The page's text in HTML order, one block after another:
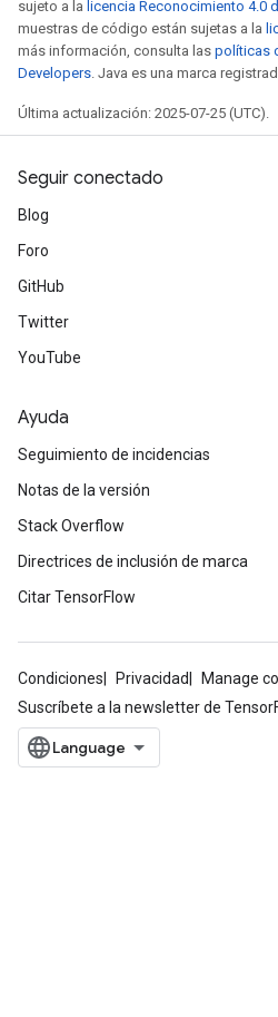
sujeto a la licencia Reconocimiento 4.0
muestras de código están sujetas a la
más información, consulta las políticas
Developers . Java es una marca
Última actualización: 2025-07-25 (UTC).
Seguir conectado
Blog
Foro
GitHub
Twitter
YouTube
Ayuda
Seguimiento de incidencias
Notas de la versión
Stack Overflow
Directrices de inclusión de marca
Citar TensorFlow
Condiciones Privacidad
Manage
Suscríbete a la newsletter de